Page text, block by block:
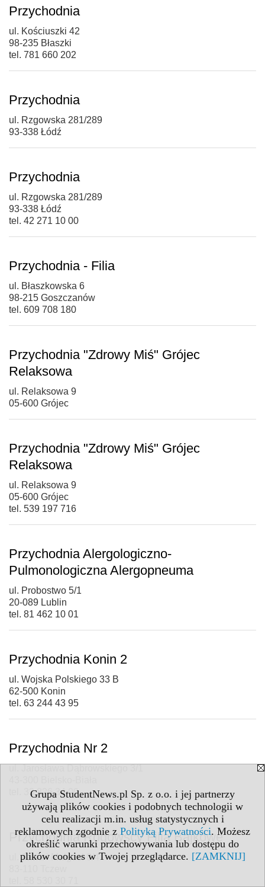
Grupa StudentNews.pl Sp. z o.o. i jej partnerzy
używają plików cookies i podobnych technologii w
celu realizacji m.in. usług statystycznych i
reklamowych zgodnie z Polityką Prywatności. Możesz
określić warunki przechowywania lub dostępu do
plików cookies w Twojej przeglądarce. [ZAMKNIJ]
Przychodnia
ul. Kościuszki 42
98-235 Błaszki
tel. 781 660 202
Przychodnia
ul. Rzgowska 281/289
93-338 Łódź
Przychodnia
ul. Rzgowska 281/289
93-338 Łódź
tel. 42 271 10 00
Przychodnia - Filia
ul. Błaszkowska 6
98-215 Goszczanów
tel. 609 708 180
Przychodnia "Zdrowy Miś" Grójec
Relaksowa
ul. Relaksowa 9
05-600 Grójec
Przychodnia "Zdrowy Miś" Grójec
Relaksowa
ul. Relaksowa 9
05-600 Grójec
tel. 539 197 716
Przychodnia Alergologiczno-
Pulmonologiczna Alergopneuma
ul. Probostwo 5/1
20-089 Lublin
tel. 81 462 10 01
Przychodnia Konin 2
ul. Wojska Polskiego 33 B
62-500 Konin
tel. 63 244 43 95
Przychodnia Nr 2
tel. 33 826 34 00
Przychodnia Rogowscy Filia Bajkowe
ul. Jasia i Małgosi 8/4